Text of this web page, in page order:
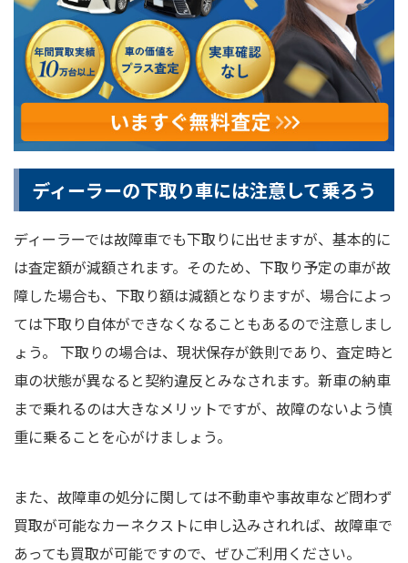
ディーラーの下取り車には注意して乗ろう
ディーラーでは故障車でも下取りに出せますが、基本的に
は査定額が減額されます。そのため、下取り予定の車が故
障した場合も、下取り額は減額となりますが、場合によっ
ては下取り自体ができなくなることもあるので注意しまし
ょう。 下取りの場合は、現状保存が鉄則であり、査定時と
車の状態が異なると契約違反とみなされます。新車の納車
まで乗れるのは大きなメリットですが、故障のないよう慎
重に乗ることを心がけましょう。
また、故障車の処分に関しては不動車や事故車など問わず
買取が可能なカーネクストに申し込みされれば、故障車で
あっても買取が可能ですので、ぜひご利用ください。